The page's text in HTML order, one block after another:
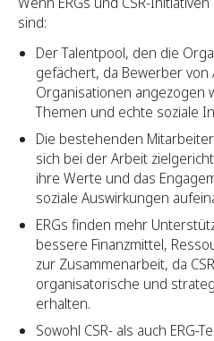
sind:
Der Talentpool, den die
gefächert, da Bewerber
Organisationen angezogen
Themen und echte soziale
Die bestehenden
sich bei der Arbeit
ihre Werte und das
soziale Auswirkungen
ERGs finden mehr
bessere Finanzmittel,
zur Zusammenarbeit, da
organisatorische und
erhalten.
Sowohl CSR- als auch ERG-